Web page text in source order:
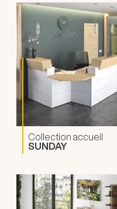
Collection accueil
SUNDAY